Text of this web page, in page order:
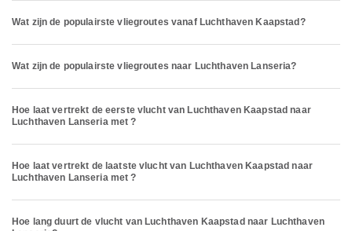
Wat zijn de populairste vliegroutes vanaf Luchthaven Kaapstad?
Wat zijn de populairste vliegroutes naar Luchthaven Lanseria?
Hoe laat vertrekt de eerste vlucht van Luchthaven Kaapstad naar
Luchthaven Lanseria met ?
Hoe laat vertrekt de laatste vlucht van Luchthaven Kaapstad naar
Luchthaven Lanseria met ?
Hoe lang duurt de vlucht van Luchthaven Kaapstad naar Luchthaven